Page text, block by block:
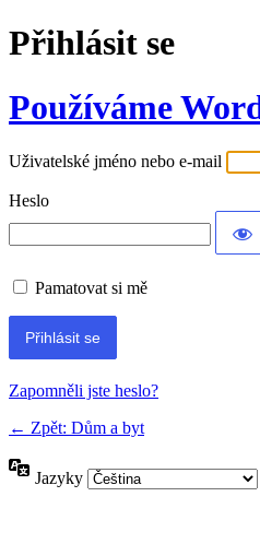
Přihlásit se
Používáme
Uživatelské jméno nebo e-mail
Heslo
Pamatovat si mě
Alternative:
Zapomněli jste heslo?
← Zpět: Dům a byt
Jazyky